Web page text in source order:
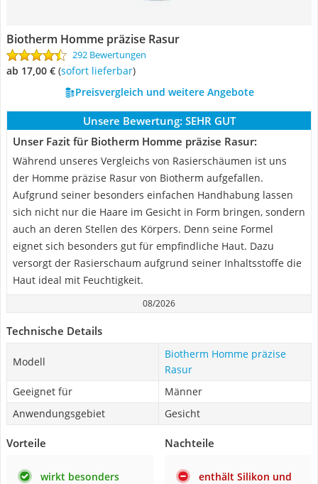
Biotherm Homme präzise Rasur
292 Bewertungen
ab 17,00 € ( Sofort lieferbar)
Preisvergleich und weitere Angebote
Unsere Bewertung: SEHR GUT
Unser Fazit für Biotherm Homme präzise Rasur:
Während unseres Vergleichs von Rasierschäumen ist uns
der Homme präzise Rasur von Biotherm aufgefallen.
Aufgrund seiner besonders einfachen Handhabung lassen
sich nicht nur die Haare im Gesicht in Form bringen, sondern
auch an deren Stellen des Körpers. Denn seine Formel
eignet sich besonders gut für empfindliche Haut. Dazu
versorgt der Rasierschaum aufgrund seiner Inhaltsstoffe die
Haut ideal mit Feuchtigkeit.
08/2026
Technische Details
Modell
Biotherm Homme präzise
Rasur
Geeignet für
Männer
Anwendungsgebiet
Gesicht
Vorteile
wirkt besonders
Nachteile
enthält Silikon und